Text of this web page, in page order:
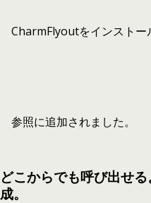
CharmFlyoutをインストー
参照に追加されました。
どこからでも呼び出せ
成。